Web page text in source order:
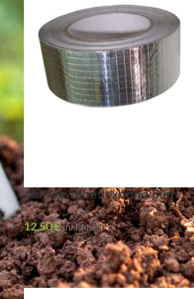
Alu-Gewebeflexband 50m
12,50€ inkl. MwSt